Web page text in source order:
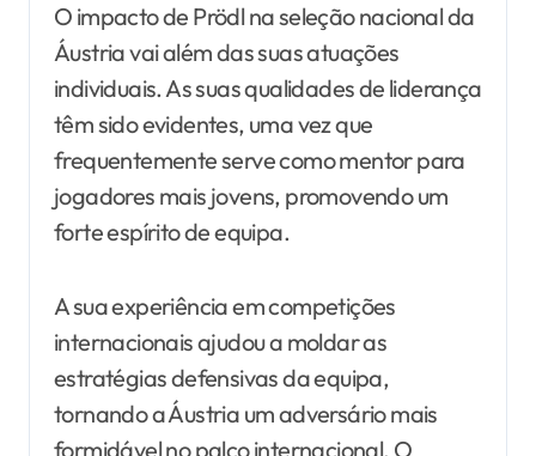
O impacto de Prödl na seleção nacional da
Áustria vai além das suas atuações
individuais. As suas qualidades de liderança
têm sido evidentes, uma vez que
frequentemente serve como mentor para
jogadores mais jovens, promovendo um
forte espírito de equipa.
A sua experiência em competições
internacionais ajudou a moldar as
estratégias defensivas da equipa,
tornando a Áustria um adversário mais
formidável no palco internacional. O